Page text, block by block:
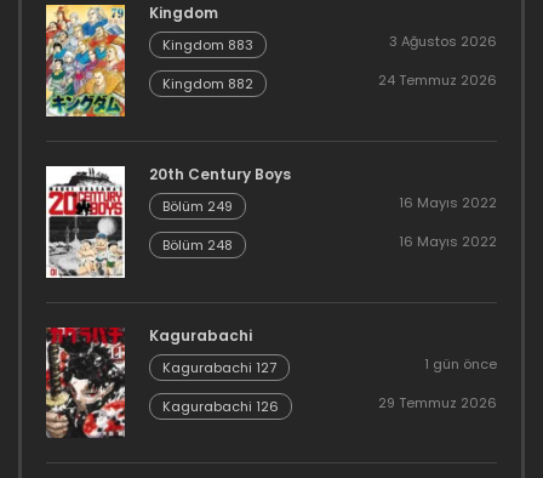
Kingdom
Kingdom 883 3 Ağustos 2026
Kingdom 882 24 Temmuz 2026
20th Century Boys
Bölüm 249 16 Mayıs 2022
Bölüm 248 16 Mayıs 2022
Kagurabachi
Kagurabachi 127 1 gün önce
Kagurabachi 126 29 Temmuz 2026